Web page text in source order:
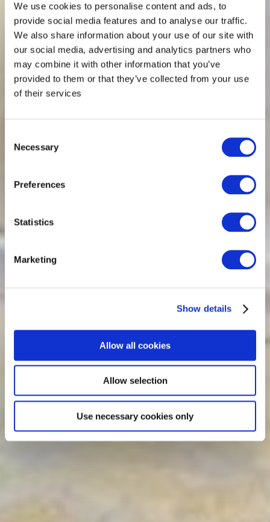
We use cookies to personalise content and ads, to
provide social media features and to analyse our traffic.
We also share information about your use of our site with
our social media, advertising and analytics partners who
may combine it with other information that you’ve
provided to them or that they’ve collected from your use
of their services
Selection
Necessary
Preferences
Statistics
Marketing
Show details
Allow all cookies
Allow selection
Use necessary cookies only